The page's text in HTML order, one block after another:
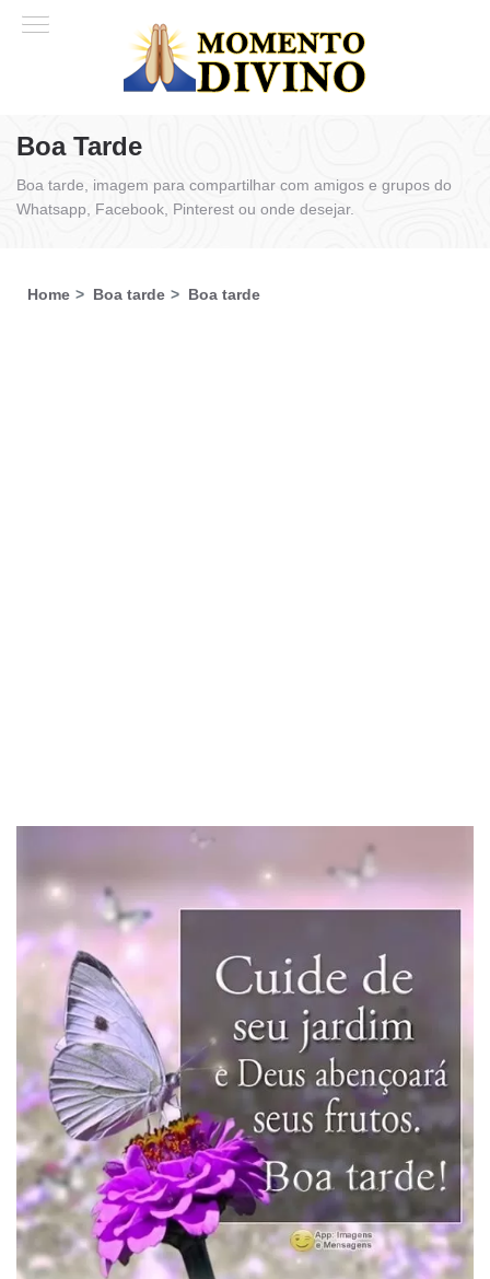
Boa Tarde
Boa tarde, imagem para compartilhar com amigos e grupos do
Whatsapp, Facebook, Pinterest ou onde desejar.
Home Boa tarde Boa tarde